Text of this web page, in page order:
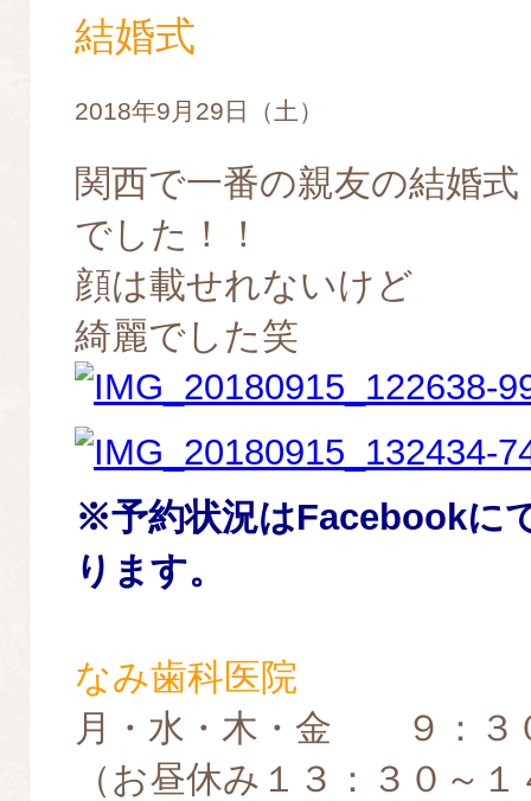
結婚式
2018年9月29日（土）
関西で一番の親友の結婚式
でした！！
顔は載せれないけど
綺麗でした笑
※予約状況はFacebookに
ります。
なみ歯科医院
月・水・木・金 ９：３
（お昼休み１３：３０～